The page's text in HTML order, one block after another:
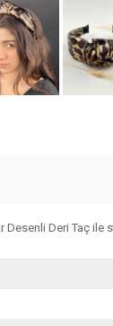
Deri Taç ile